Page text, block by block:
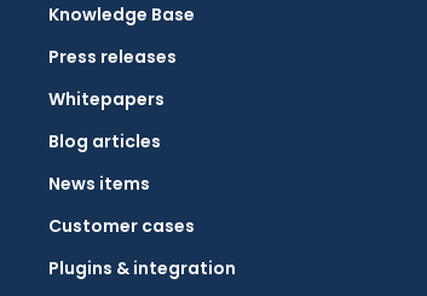
Knowledge Base
Press releases
Whitepapers
Blog articles
News items
Customer cases
Plugins & integration